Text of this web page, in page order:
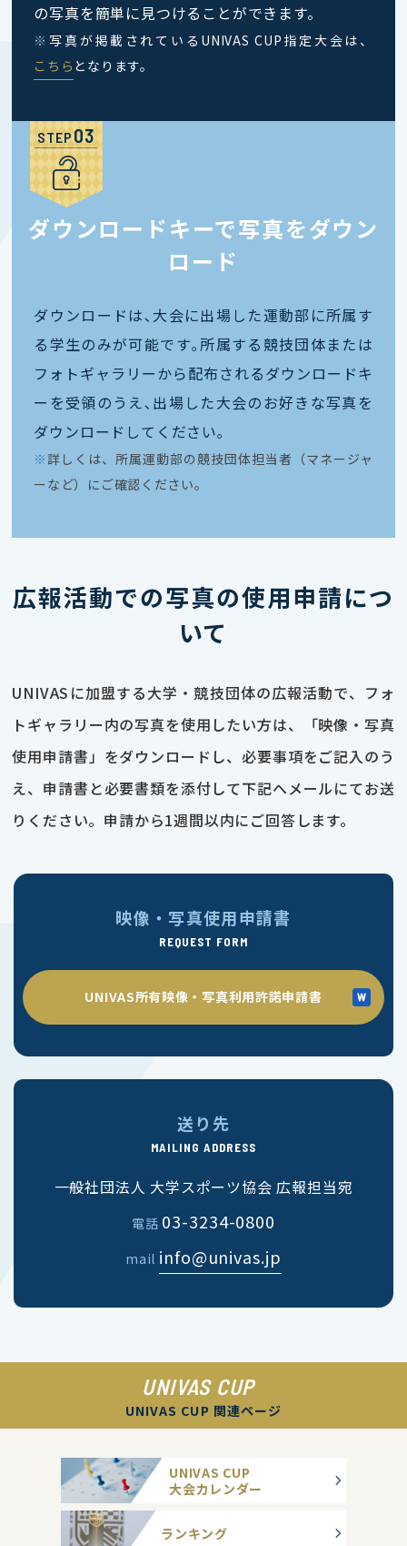
の写真を簡単に見つけることができます。
※ 写真が掲載されているUNIVAS CUP指定大会は、
こちら となります。
STEP
ダウンロードキーで写真をダウン
ロード
ダウンロードは､大会に出場した運動部に所属す
る学生のみが可能です｡所属する競技団体または
フォトギャラリーから配布されるダウンロードキ
ーを受領のうえ､出場した大会のお好きな写真を
ダウンロードしてください｡
※ 詳しくは、所属運動部の競技団体担当者（マネージャ
ーなど）にご確認ください。
広報活動での写真の使用申請につ
いて
UNIVASに加盟する大学・競技団体の広報活動で、フォ
トギャラリー内の写真を使用したい方は、「映像・写真
使用申請書」をダウンロードし、必要事項をご記入のう
え、申請書と必要書類を添付して下記へメールにてお送
りください。申請から1週間以内にご回答します。
映像・写真使用申請書
REQUEST FORM
UNIVAS所有映像・写真利用許諾申請書
送り先
MAILING ADDRESS
一般社団法人 大学スポーツ協会 広報担当宛
電話 03-3234-0800
mail info@univas.jp
UNIVAS CUP
UNIVAS CUP 関連ページ
UNIVAS CUP
大会カレンダー
ランキング